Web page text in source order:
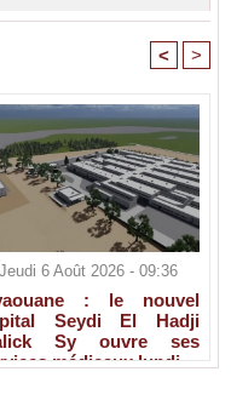
< >
Jeudi 6 Août 2026 - 09:36
: le nouvel
Seydi El Hadji
Sy ouvre ses
médicaux lundi